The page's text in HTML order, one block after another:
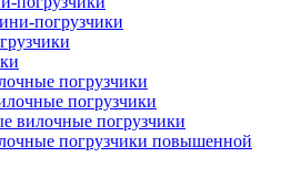
погрузчики
погрузчики
погрузчики
вилочные погрузчики
погрузчики повышенной